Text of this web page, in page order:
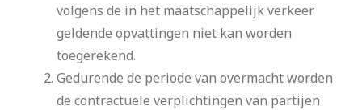
volgens de in het maatschappelijk verkeer
geldende opvattingen niet kan worden
toegerekend.
Gedurende de periode van overmacht worden
de contractuele verplichtingen van partijen